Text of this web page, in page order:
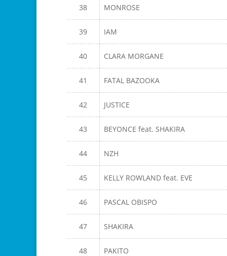
38 MONROSE
39 IAM
40 CLARA MORGANE
41 FATAL BAZOOKA
42 JUSTICE
43 BEYONCE feat. SHAKIRA
44 NZH
45 KELLY ROWLAND feat. EVE
46 PASCAL OBISPO
47 SHAKIRA
48 PAKITO